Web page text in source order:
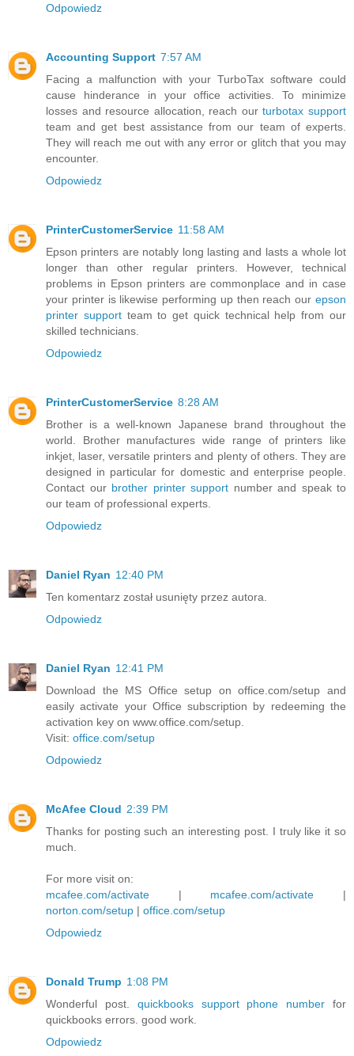
Odpowiedz
Accounting Support 7:57 AM
Facing a malfunction with your TurboTax software could
cause hinderance in your office activities. To minimize
losses and resource allocation, reach ourturbotax support
team and get best assistance from our team of experts.
They will reach me out with any error or glitch that you may
encounter.
Odpowiedz
PrinterCustomerService 11:58 AM
Epson printers are notably long lasting and lasts a whole lot
longer than other regular printers. However, technical
problems in Epson printers are commonplace and in case
your printer is likewise performing up then reach our epson
printer supportteam to get quick technical help from our
skilled technicians.
Odpowiedz
PrinterCustomerService 8:28 AM
Brother is a well-known Japanese brand throughout the
world. Brother manufactures wide range of printers like
inkjet, laser, versatile printers and plenty of others. They are
designed in particular for domestic and enterprise people.
Contact our brother printer support number and speak to
our team of professional experts.
Odpowiedz
Daniel Ryan 12:40 PM
Ten komentarz został usunięty przez autora.
Odpowiedz
Daniel Ryan 12:41 PM
Download the MS Office setup on office.com/setup and
easily activate your Office subscription by redeeming the
activation key on www.office.com/setup.
Visit: office.com/setup
Odpowiedz
McAfee Cloud 2:39 PM
Thanks for posting such an interesting post. I truly like it so
much.
For more visit on:
mcafee.com/activate | mcafee.com/activate |
norton.com/setup | office.com/setup
Odpowiedz
Donald Trump 1:08 PM
Wonderful post. quickbooks support phone number for
quickbooks errors. good work.
Odpowiedz